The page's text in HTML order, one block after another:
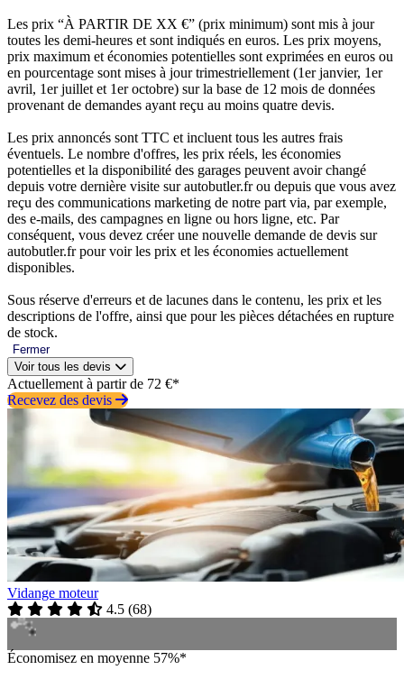
Les prix “À PARTIR DE XX €” (prix minimum) sont mis à jour
toutes les demi-heures et sont indiqués en euros. Les prix moyens,
prix maximum et économies potentielles sont exprimées en euros ou
en pourcentage sont mises à jour trimestriellement (1er janvier, 1er
avril, 1er juillet et 1er octobre) sur la base de 12 mois de données
provenant de demandes ayant reçu au moins quatre devis.
Les prix annoncés sont TTC et incluent tous les autres frais
éventuels. Le nombre d'offres, les prix réels, les économies
potentielles et la disponibilité des garages peuvent avoir changé
depuis votre dernière visite sur autobutler.fr ou depuis que vous avez
reçu des communications marketing de notre part via, par exemple,
des e-mails, des campagnes en ligne ou hors ligne, etc. Par
conséquent, vous devez créer une nouvelle demande de devis sur
autobutler.fr pour voir les prix et les économies actuellement
disponibles.
Sous réserve d'erreurs et de lacunes dans le contenu, les prix et les
descriptions de l'offre, ainsi que pour les pièces détachées en rupture
de stock.
Fermer
Voir tous les devis
Actuellement à partir de 72 €*
Recevez des devis
Vidange moteur
4.5 (68)
Économisez en moyenne 57%*